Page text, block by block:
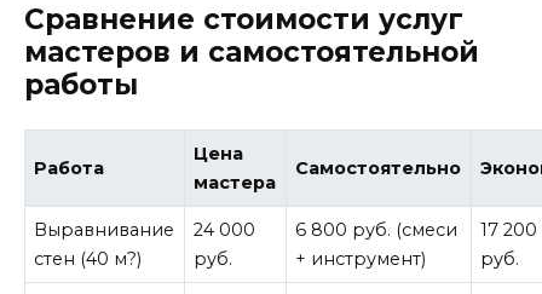
Сравнение стоимости услуг
мастеров и самостоятельной
работы
Работа
Цена
мастера
Самостоятельно
Выравнивание
стен (40 м?)
24 000
руб.
6 800 руб. (смеси
+ инструмент)
17 200
руб.